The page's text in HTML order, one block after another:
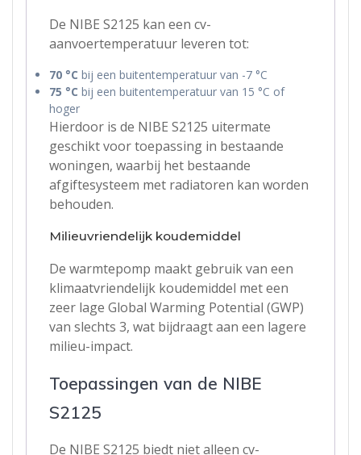
De NIBE S2125 kan een cv-
aanvoertemperatuur leveren tot:
70 °C bij een buitentemperatuur van -7 °C
75 °C bij een buitentemperatuur van 15 °C of
hoger
Hierdoor is de NIBE S2125 uitermate
geschikt voor toepassing in bestaande
woningen, waarbij het bestaande
afgiftesysteem met radiatoren kan worden
behouden.
Milieuvriendelijk koudemiddel
De warmtepomp maakt gebruik van een
klimaatvriendelijk koudemiddel met een
zeer lage Global Warming Potential (GWP)
van slechts 3, wat bijdraagt aan een lagere
milieu-impact.
Toepassingen van de NIBE
S2125
De NIBE S2125 biedt niet alleen cv-